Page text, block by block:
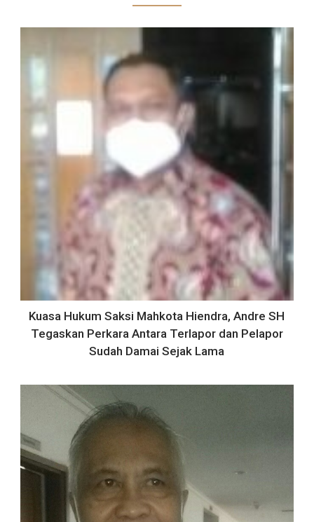
Kuasa Hukum Saksi Mahkota Hiendra, Andre SH
Tegaskan Perkara Antara Terlapor dan Pelapor
Sudah Damai Sejak Lama